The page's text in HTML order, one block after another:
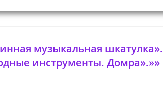
музыкальная шкатулка».
инструменты. Домра».»»